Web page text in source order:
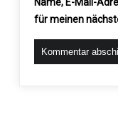
für meinen